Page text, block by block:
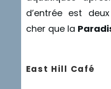
d’entrée est
cher que la
East Hill Café